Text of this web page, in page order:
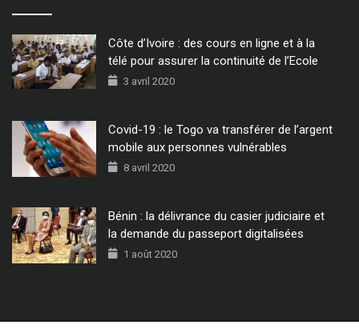
Côte d’Ivoire : des cours en ligne et à la
télé pour assurer la continuité de l’Ecole
3 avril 2020
Covid-19 : le Togo va transférer de l’argent
mobile aux personnes vulnérables
8 avril 2020
Bénin : la délivrance du casier judiciaire et
la demande du passeport digitalisées
1 août 2020